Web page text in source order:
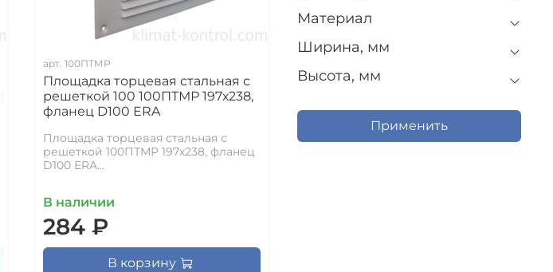
арт.100ПТМР
Площадка торцевая стальная с
решеткой 100 100ПТМР 197х238,
фланец D100 ERA
Площадка торцевая стальная с
решеткой 100ПТМР 197х238, фланец
D100 ERA...
В наличии
284 ₽
В корзину
Материал
Ширина, мм
Высота, мм
Применить